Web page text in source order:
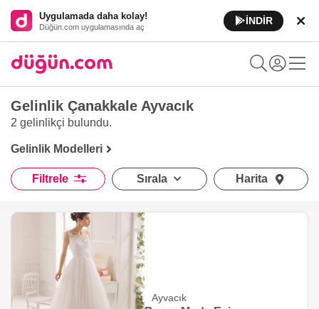
Uygulamada daha kolay!
Düğün.com uygulamasında aç
İNDİR
Gelinlik Çanakkale Ayvacık
2 gelinlikçi bulundu.
Gelinlik Modelleri
Filtrele Sırala Harita
Ayvacık